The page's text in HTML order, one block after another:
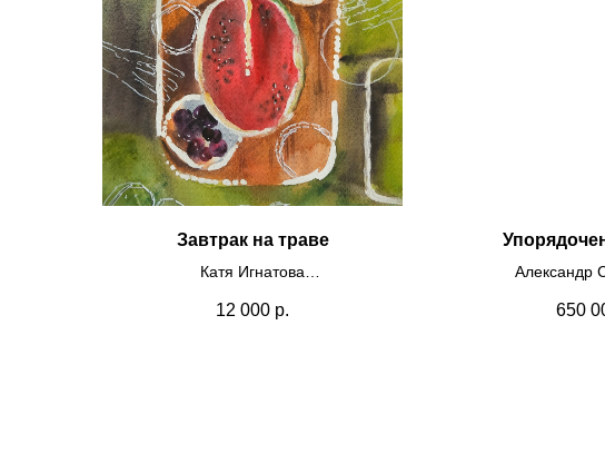
Завтрак на траве
Катя Игнатова
60х42
12 000 р.
Александр
650